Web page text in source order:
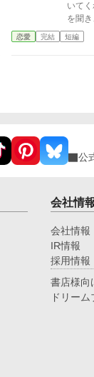
いて
を聞き
ラー無
恋愛 完結 短編
公
会社情
会社情報
IR情報
採用情報
書店様向
ドリー